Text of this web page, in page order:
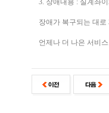
3. 장애내용 : 실계좌
장애가 복구되는 대
언제나 더 나은 서비